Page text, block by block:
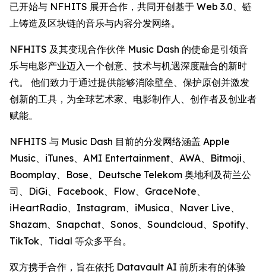
已开始与 NFHITS 展开合作，共同开创基于 Web 3.0、链
上铸造及区块链的音乐与内容分发网络。
NFHITS 及其变现合作伙伴 Music Dash 的使命是引领音
乐与电影产业迈入一个创意、技术与机遇深度融合的新时
代。 他们致力于通过提供能够消除壁垒、保护原创并激发
创新的工具，为全球艺术家、电影制作人、创作者及创业者
赋能。
NFHITS 与 Music Dash 目前的分发网络涵盖 Apple
Music、iTunes、AMI Entertainment、AWA、Bitmoji、
Boomplay、Bose、Deutsche Telekom 奥地利及荷兰公
司、DiGi、Facebook、Flow、GraceNote、
iHeartRadio、Instagram、iMusica、Naver Live、
Shazam、Snapchat、Sonos、Soundcloud、Spotify、
TikTok、Tidal 等众多平台。
双方携手合作，旨在依托 Datavault AI 前所未有的体验